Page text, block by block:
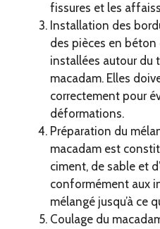
fissures et les
Installation des
des pièces en
installées autour du
macadam. Elles
correctement pour
déformations.
Préparation du
macadam est
ciment, de sable et
conformément aux
mélangé jusqu’à ce
Coulage du